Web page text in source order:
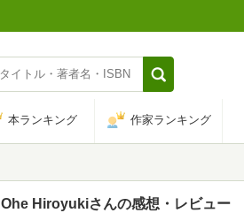
本ランキング 作家ランキング
Ohe Hiroyukiさんの感想・レビュー